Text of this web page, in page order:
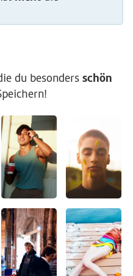
du besonders schön